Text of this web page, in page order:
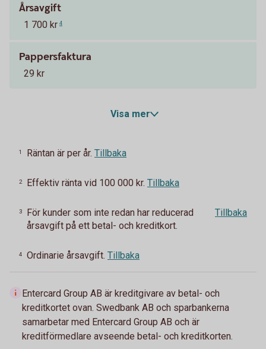
Årsavgift
1 700 kr 4
Pappersfaktura
29 kr
Visa mer
1 Räntan är per år. Tillbaka
2 Effektiv ränta vid 100 000 kr. Tillbaka
3
För kunder som inte redan har reducerad
årsavgift på ett betal- och kreditkort.
Tillbaka
4 Ordinarie årsavgift. Tillbaka
Entercard Group AB är kreditgivare av betal- och
kreditkortet ovan. Swedbank AB och sparbankerna
samarbetar med Entercard Group AB och är
kreditförmedlare avseende betal- och kreditkorten.